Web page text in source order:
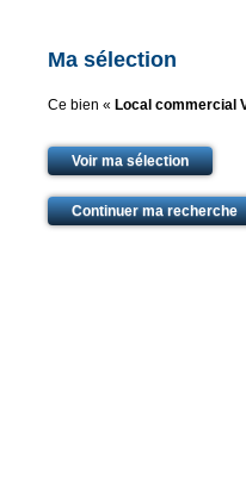
Ma sélection
Ce bien « Local commercial
Voir ma sélection
Continuer ma recherche